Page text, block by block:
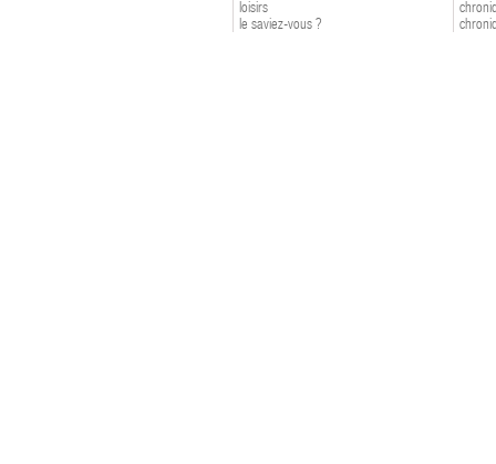
loisirs
le saviez-vous ?